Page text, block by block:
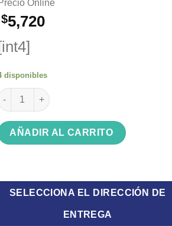
Online
$5,720
disponibles
fijo Hytoshy TV601 cantidad
AÑADIR AL CARRITO
SELECCIONA EL DIRECCIÓN DE
ENTREGA